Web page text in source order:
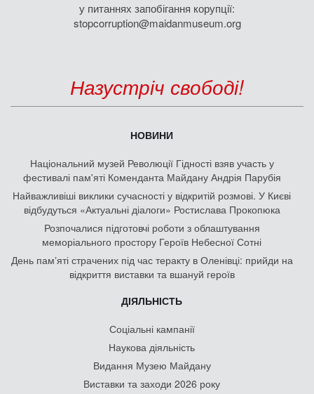
у питаннях запобігання корупції:
stopcorruption@maidanmuseum.org
Назустріч свободі!
НОВИНИ
Національний музей Революції Гідності взяв участь у
фестивалі пам'яті Коменданта Майдану Андрія Парубія
Найважливіші виклики сучасності у відкритій розмові. У Києві
відбудуться «Актуальні діалоги» Ростислава Прокопюка
Розпочалися підготовчі роботи з облаштування
меморіального простору Героїв Небесної Сотні
День памʼяті страчених під час теракту в Оленівці: прийди на
відкриття виставки та вшануй героїв
ДІЯЛЬНІСТЬ
Соціальні кампанії
Наукова діяльність
Видання Музею Майдану
Виставки та заходи 2026 року